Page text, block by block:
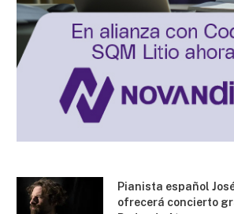
Pianista español
ofrecerá concierto